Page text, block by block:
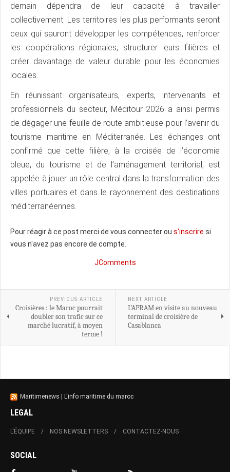
demain dépendra de leur capacité à travailler
collectivement. Les territoires les plus performants seront
ceux qui sauront développer les compétences, renforcer
les coopérations régionales, structurer leurs filières et
créer davantage de valeur durable pour les économies
locales.
En réunissant organisateurs, experts, intervenants et
professionnels du secteur, Méditour 2026 a ainsi permis
de dégager une feuille de route ambitieuse pour l’avenir du
tourisme maritime en Méditerranée. Les échanges ont
confirmé que cette filière, à la croisée de l’économie
bleue, du tourisme et de l’aménagement territorial, est
appelée à jouer un rôle central dans la transformation des
villes portuaires et dans le rayonnement des destinations
méditerranéennes.
Pour réagir à ce post merci de vous connecter ou s'inscrire si
vous n'avez pas encore de compte.
JComments
PREVIOUS ARTICLE
Croisières : le Maroc pourrait
doubler son trafic sur ce
marché lucratif, à moyen
terme !
NEXT ARTICLE
L'APRAM en visite au nouveau
terminal de croisière de
Casablanca
Maritimenews | L'info maritime du maroc
LEGAL
L'ÉQUIPE NOS NEWSLETTERS CONTACTEZ-NOUS
SOCIAL